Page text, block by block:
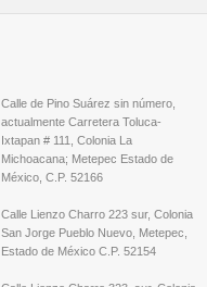
Calle de Pino Suárez sin número,
actualmente Carretera Toluca-
Ixtapan # 111, Colonia La
Michoacana; Metepec Estado de
México, C.P. 52166
Calle Lienzo Charro 223 sur, Colonia
San Jorge Pueblo Nuevo, Metepec,
Estado de México C.P. 52154